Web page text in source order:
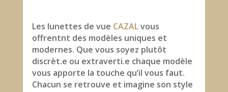
Les lunettes de vue CAZALvous
offrentnt des modèles uniques et
modernes. Que vous soyez plutôt
discrèt.e ou extraverti.e chaque modèle
vous apporte la touche qu’il vous faut.
Chacun se retrouve et imagine son style